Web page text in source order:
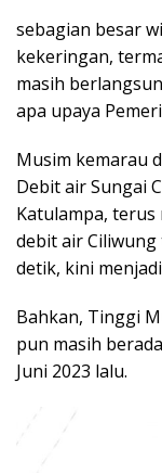
sebagian besar
kekeringan,
masih
apa upaya
Musim kemarau
Debit air Sungai
Katulampa,
debit air
detik, kini
Bahkan, Tinggi
pun masih
Juni 2023 lalu.